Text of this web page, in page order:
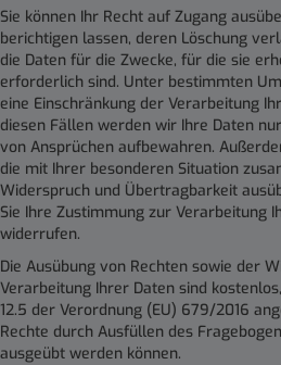
Sie können Ihr Recht auf Zugang
berichtigen lassen, deren Löschung
die Daten für die Zwecke, für die sie
erforderlich sind. Unter bestimmten
eine Einschränkung der Verarbeitung
diesen Fällen werden wir Ihre Daten
von Ansprüchen aufbewahren.
die mit Ihrer besonderen Situation
Widerspruch und Übertragbarkeit
Sie Ihre Zustimmung zur Verarbeitung
widerrufen.
Die Ausübung von Rechten sowie der
Verarbeitung Ihrer Daten sind
12.5 der Verordnung (EU) 679/2016
Rechte durch Ausfüllen des
ausgeübt werden können.